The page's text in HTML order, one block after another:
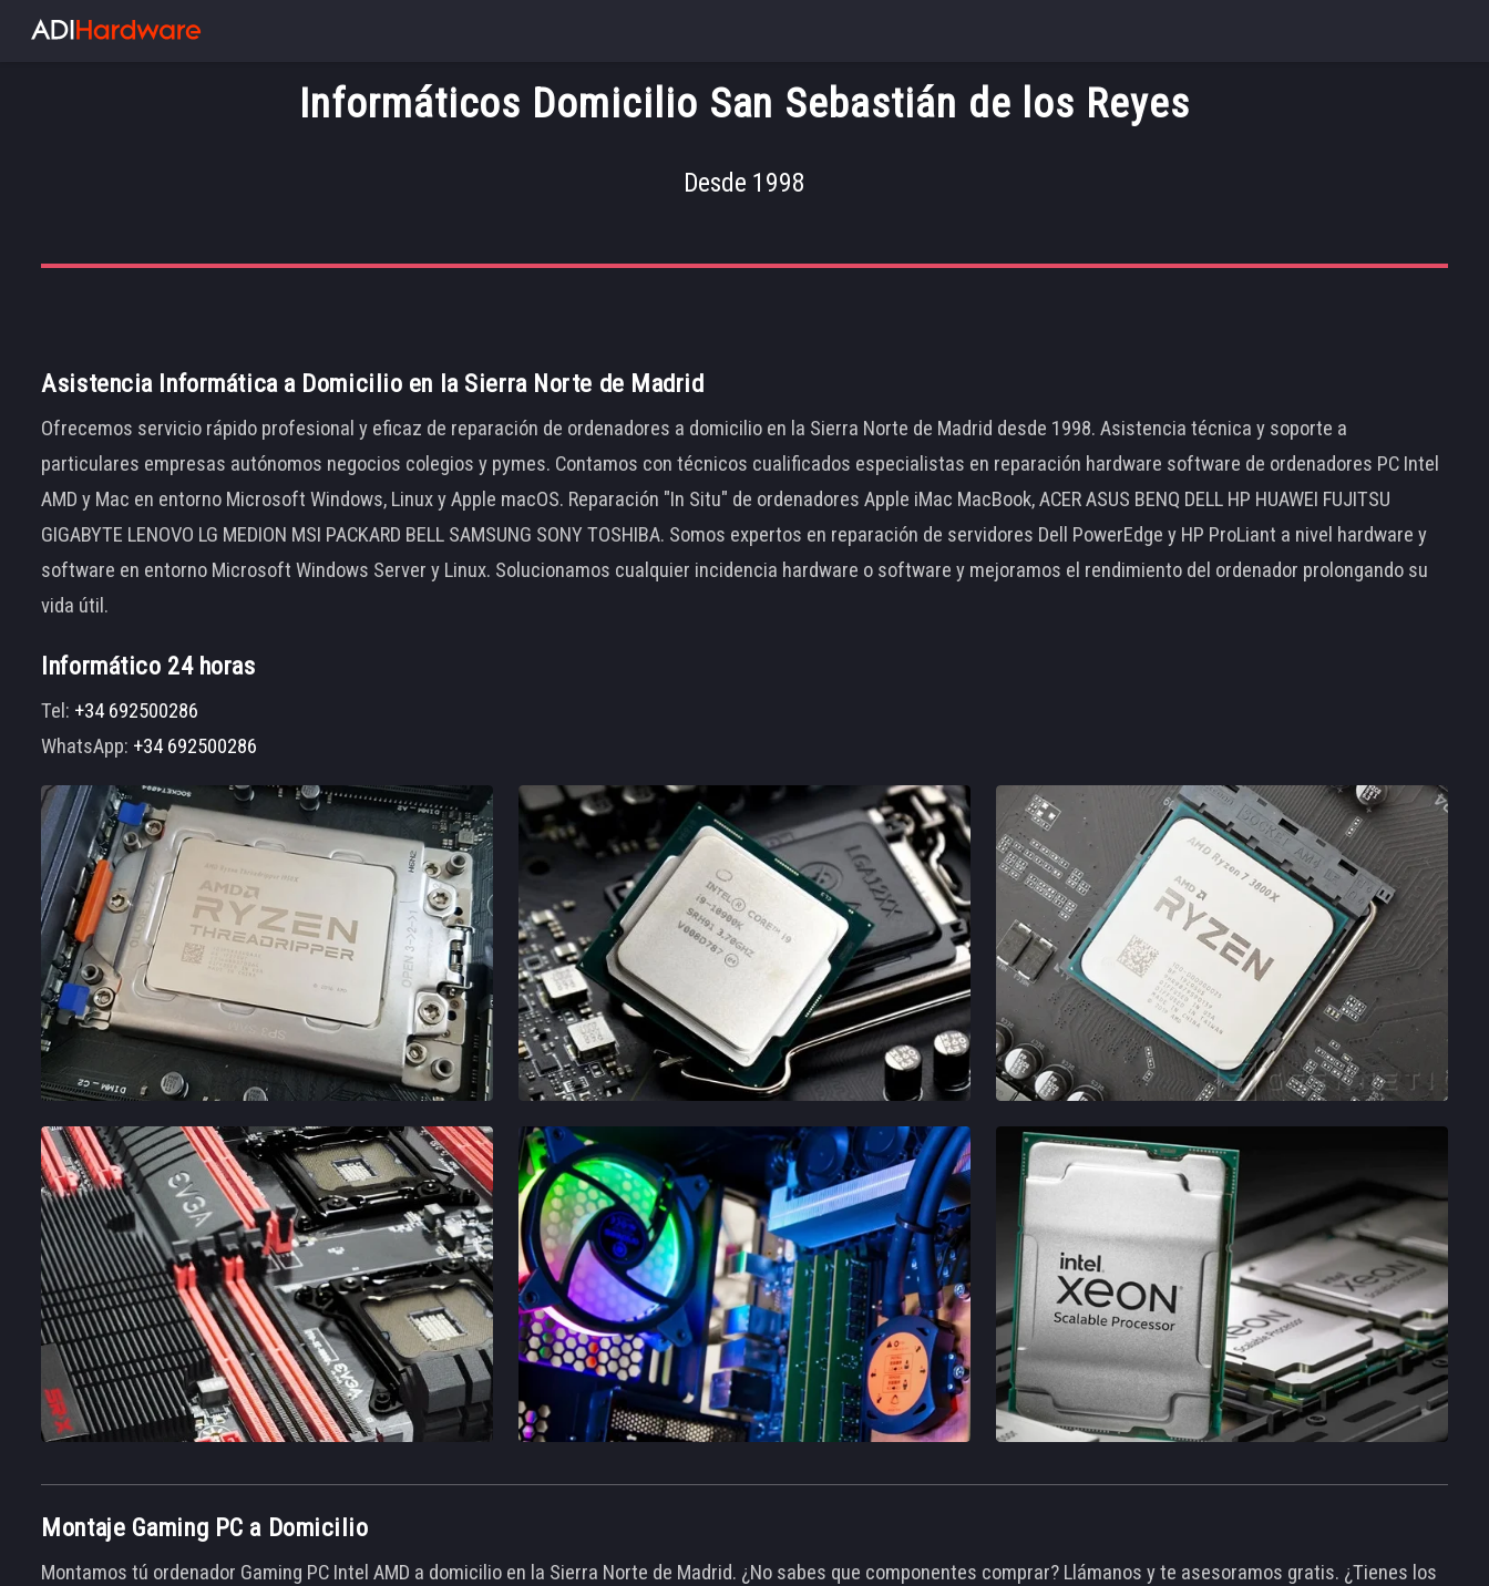
Informáticos Domicilio San Sebastián de los Reyes
Desde 1998
Asistencia Informática a Domicilio en la Sierra Norte de Madrid
Ofrecemos servicio rápido profesional y eficaz de reparación de ordenadores a domicilio en la Sierra Norte de Madrid desde 1998. Asistencia técnica y soporte a
particulares empresas autónomos negocios colegios y pymes. Contamos con técnicos cualificados especialistas en reparación hardware software de ordenadores PC Intel
AMD y Mac en entorno Microsoft Windows, Linux y Apple macOS. Reparación "In Situ" de ordenadores Apple iMac MacBook, ACER ASUS BENQ DELL HP HUAWEI FUJITSU
GIGABYTE LENOVO LG MEDION MSI PACKARD BELL SAMSUNG SONY TOSHIBA. Somos expertos en reparación de servidores Dell PowerEdge y HP ProLiant a nivel hardware y
software en entorno Microsoft Windows Server y Linux. Solucionamos cualquier incidencia hardware o software y mejoramos el rendimiento del ordenador prolongando su
vida útil.
Informático 24 horas
Tel: +34 692500286
WhatsApp: +34 692500286
Montaje Gaming PC a Domicilio
Montamos tú ordenador Gaming PC Intel AMD a domicilio en la Sierra Norte de Madrid. ¿No sabes que componentes comprar? Llámanos y te asesoramos gratis. ¿Tienes los